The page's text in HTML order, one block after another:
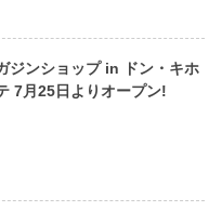
ジンショップ in ドン・キホ
7月25日よりオープン!